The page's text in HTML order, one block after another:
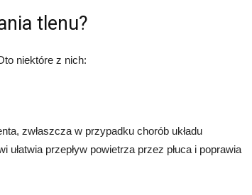
tlenu?
niektóre z nich:
zwłaszcza w przypadku chorób układu
przepływ powietrza przez płuca i poprawia